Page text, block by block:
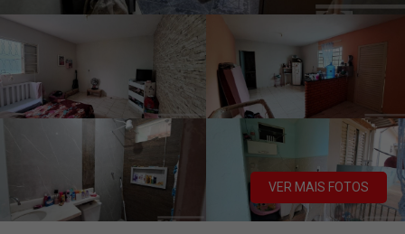
VER MAIS FOTOS